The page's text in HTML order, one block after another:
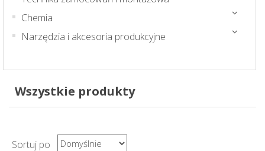
Chemia
Narzędzia i akcesoria produkcyjne
Wszystkie produkty
Sortuj po